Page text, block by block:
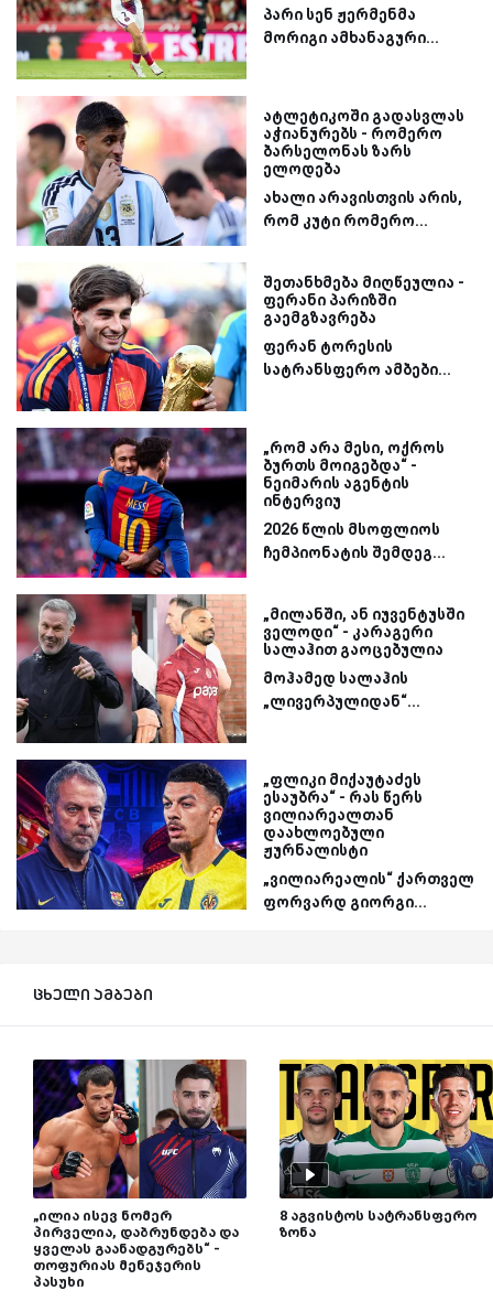
პარი სენ ჟერმენმა
მორიგი ამხანაგური...
ატლეტიკოში გადასვლას
აჭიანურებს - რომერო
ბარსელონას ზარს
ელოდება
ახალი არავისთვის არის,
რომ კუტი რომერო...
შეთანხმება მიღწეულია -
ფერანი პარიზში
გაემგზავრება
ფერან ტორესის
სატრანსფერო ამბები...
„რომ არა მესი, ოქროს
ბურთს მოიგებდა“ -
ნეიმარის აგენტის
ინტერვიუ
2026 წლის მსოფლიოს
ჩემპიონატის შემდეგ...
„მილანში, ან იუვენტუსში
ველოდი“ - კარაგერი
სალაჰით გაოცებულია
მოჰამედ სალაჰის
„ლივერპულიდან“...
„ფლიკი მიქაუტაძეს
ესაუბრა“ - რას წერს
ვილიარეალთან
დაახლოებული
ჟურნალისტი
„ვილიარეალის“ ქართველ
ფორვარდ გიორგი...
ცხელი ამბები
„ილია ისევ ნომერ
პირველია, დაბრუნდება და
ყველას გაანადგურებს“ -
თოფურიას მენეჯერის
პასუხი
8 აგვისტოს სატრანსფერო
ზონა